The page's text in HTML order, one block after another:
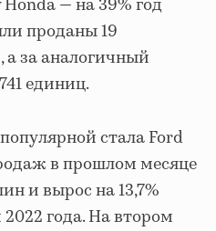
— на 39% год
проданы 19
за аналогичный
единиц.
стала Ford
в прошлом месяце
и вырос на 13,7%
года. На втором